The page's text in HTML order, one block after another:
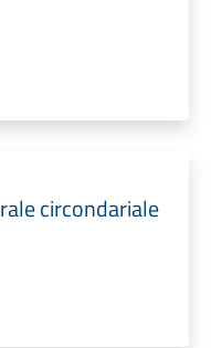
circondariale